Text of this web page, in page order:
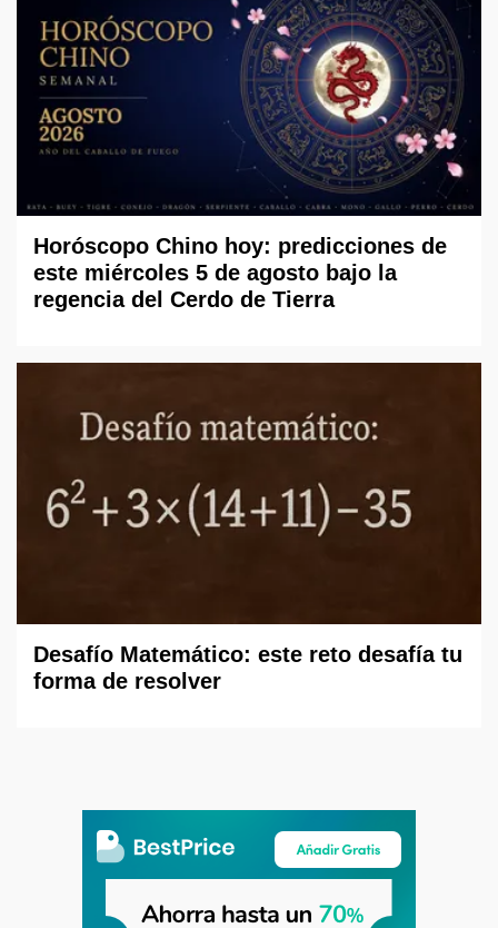
Horóscopo Chino hoy: predicciones de
este miércoles 5 de agosto bajo la
regencia del Cerdo de Tierra
Desafío Matemático: este reto desafía tu
forma de resolver